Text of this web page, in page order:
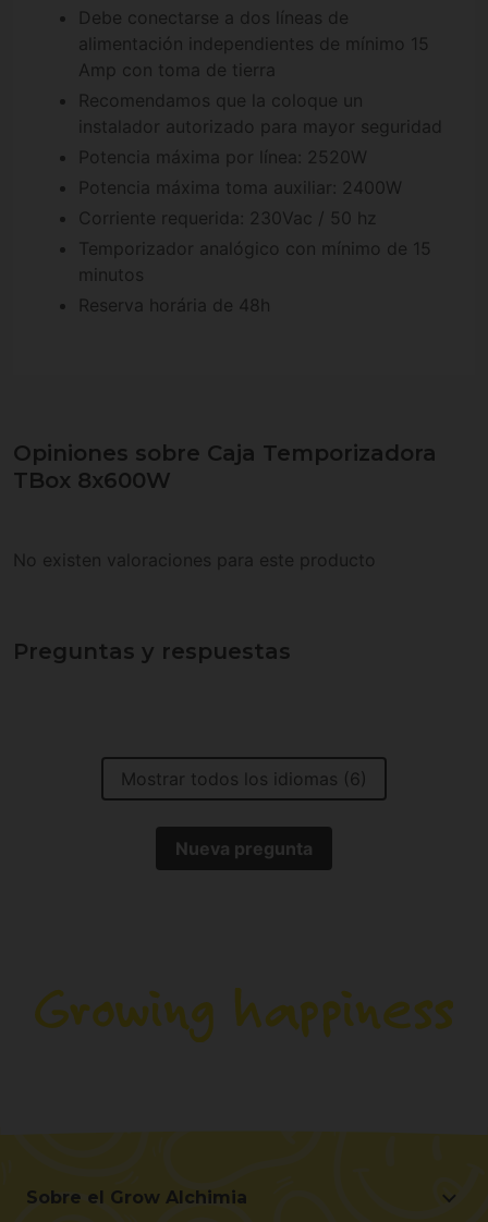
Debe conectarse a dos líneas de
alimentación independientes de mínimo 15
Amp con toma de tierra
Recomendamos que la coloque un
instalador autorizado para mayor seguridad
Potencia máxima por línea: 2520W
Potencia máxima toma auxiliar: 2400W
Corriente requerida: 230Vac / 50 hz
Temporizador analógico con mínimo de 15
minutos
Reserva horária de 48h
Opiniones sobre Caja Temporizadora
TBox 8x600W
No existen valoraciones para este producto
Preguntas y respuestas
Mostrar todos los idiomas (6)
Nueva pregunta
Sobre el Grow Alchimia